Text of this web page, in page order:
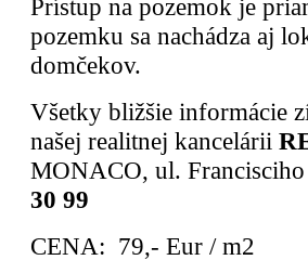
Prístup na pozemok je
pozemku sa nachádza aj
domčekov.
Všetky bližšie informácie
našej realitnej kancelárii
MONACO, ul.
30 99
CENA: 79,- Eur / m2